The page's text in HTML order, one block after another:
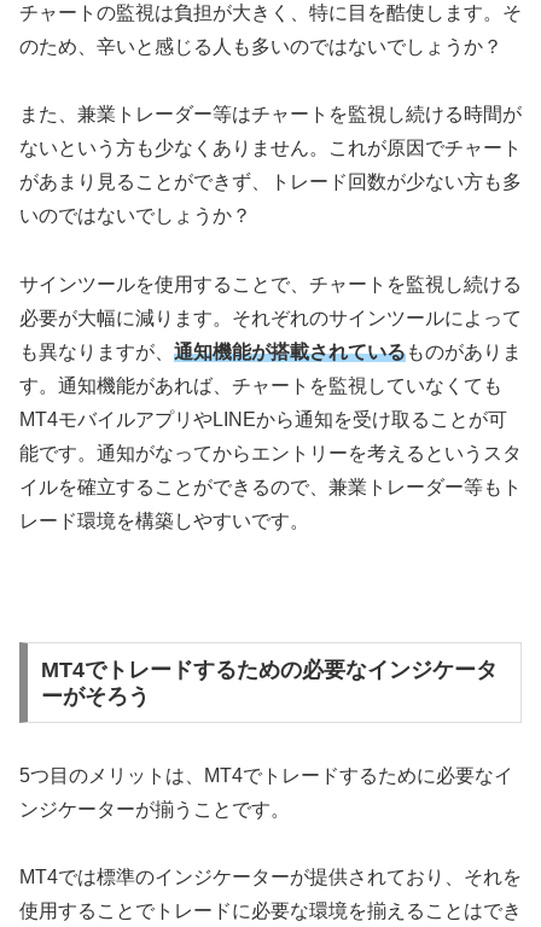
チャートの監視は負担が大きく、特に目を酷使します。そ
のため、辛いと感じる人も多いのではないでしょうか？
また、兼業トレーダー等はチャートを監視し続ける時間が
ないという方も少なくありません。これが原因でチャート
があまり見ることができず、トレード回数が少ない方も多
いのではないでしょうか？
サインツールを使用することで、チャートを監視し続ける
必要が大幅に減ります。それぞれのサインツールによって
も異なりますが、 通知機能が搭載されているものがありま
す。通知機能があれば、チャートを監視していなくても
MT4モバイルアプリやLINEから通知を受け取ることが可
能です。通知がなってからエントリーを考えるというスタ
イルを確立することができるので、兼業トレーダー等もト
レード環境を構築しやすいです。
MT4でトレードするための必要なインジケータ
ーがそろう
5つ目のメリットは、 MT4でトレードするために必要なイ
ンジケーターが揃うことです。
MT4では標準のインジケーターが提供されており、それを
使用することでトレードに必要な環境を揃えることはでき